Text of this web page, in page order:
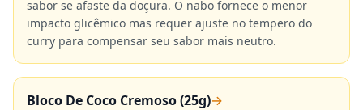
sabor se afaste da doçura. O nabo fornece o menor
impacto glicêmico mas requer ajuste no tempero do
curry para compensar seu sabor mais neutro.
Bloco De Coco Cremoso (25g)→